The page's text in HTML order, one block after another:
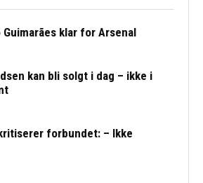
klar for Arsenal
kan bli solgt i dag – ikke i
forbundet: – Ikke